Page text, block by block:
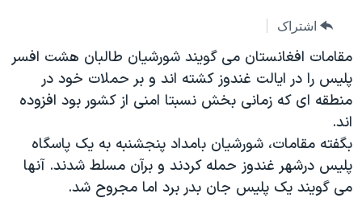
صفحه
اصلی
جهش
به
جستجو
آمریکا
جهان
ورزشی
گزیده‌ها
ویژه برنامه‌ها
ویدیوها
فرهنگ و زندگی
جدول برنامه ها
صفحه‌های ویژه
جام جهانی ۲۰۲۶
عملیات خشم حماسی
بایگانی برنامه‌های تلویزیونی
مستندها
فرکانس‌های صدای آمریکا
پخش رادیویی
یادگیری زبان انگلیسی
دنبال کنید
اشتراک
مقامات افغانستان می گویند شورشیان طالبان هشت افسر
پلیس را در ایالت غندوز کشته اند و بر حملات خود در
منطقه ای که زمانی بخش نسبتا امنی از کشور بود افزوده
اند.
بگفته مقامات، شورشیان بامداد پنجشنبه به یک پاسگاه
پلیس درشهر غندوز حمله کردند و برآن مسلط شدند. آنها
می گویند یک پلیس جان بدر برد اما مجروح شد.